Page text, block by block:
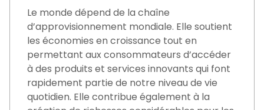
Le monde dépend de la chaîne
d’approvisionnement mondiale. Elle soutient
les économies en croissance tout en
permettant aux consommateurs d’accéder
à des produits et services innovants qui font
rapidement partie de notre niveau de vie
quotidien. Elle contribue également à la